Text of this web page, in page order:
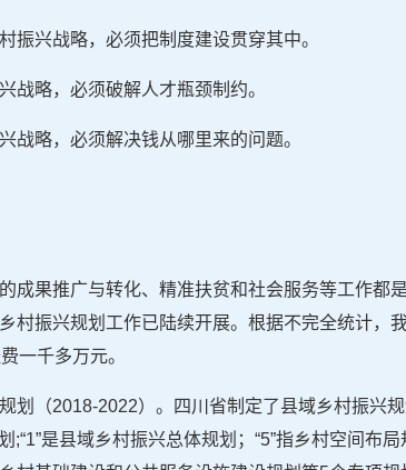
振兴战略，必须把制度建设贯穿其中。
战略，必须破解人才瓶颈制约。
战略，必须解决钱从哪里来的问题。
成果推广与转化、精准扶贫和社会服务等工作都
村振兴规划工作已陆续开展。根据不完全统计，
一千多万元。
划（2018-2022）。四川省制定了县域乡村振兴
;“1”是县域乡村振兴总体规划；“5”指乡村空间布